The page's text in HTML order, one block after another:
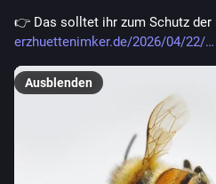
👉 Das solltet ihr zum Schutz der
erzhuettenimker.de/2026/04/22/
Ausblenden